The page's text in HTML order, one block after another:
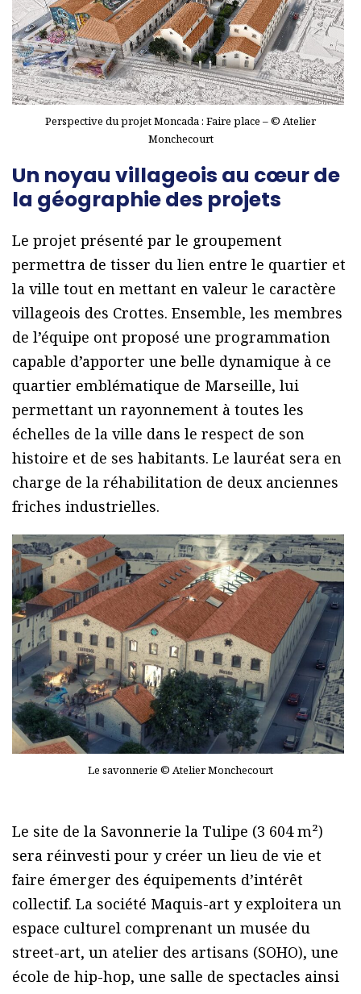
Perspective du projet Moncada : Faire place – © Atelier
Monchecourt
Un noyau villageois au cœur de
la géographie des projets
Le projet présenté par le groupement
permettra de tisser du lien entre le quartier et
la ville tout en mettant en valeur le caractère
villageois des Crottes. Ensemble, les membres
de l’équipe ont proposé une programmation
capable d’apporter une belle dynamique à ce
quartier emblématique de Marseille, lui
permettant un rayonnement à toutes les
échelles de la ville dans le respect de son
histoire et de ses habitants. Le lauréat sera en
charge de la réhabilitation de deux anciennes
friches industrielles.
Le savonnerie © Atelier Monchecourt
Le site de la Savonnerie la Tulipe (3 604 m²)
sera réinvesti pour y créer un lieu de vie et
faire émerger des équipements d’intérêt
collectif. La société Maquis-art y exploitera un
espace culturel comprenant un musée du
street-art, un atelier des artisans (SOHO), une
école de hip-hop, une salle de spectacles ainsi